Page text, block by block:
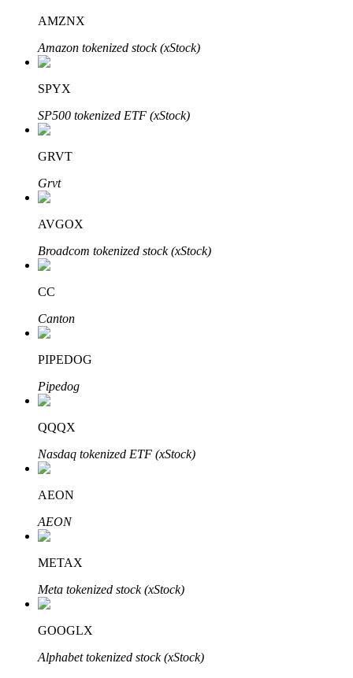
Investimento Automático
Aprenda a apostar
Aprenda como ganhar renda passiva
Bitrue
Parceiros Bitrue
Afiliados Bitrue
Até 65% de comissões!
AMZNX
Amazon tokenized stock (xStock)
SPYX
SP500 tokenized ETF (xStock)
GRVT
Grvt
AVGOX
Broadcom tokenized stock (xStock)
CC
Canton
PIPEDOG
Pipedog
QQQX
Nasdaq tokenized ETF (xStock)
AEON
AEON
METAX
Meta tokenized stock (xStock)
GOOGLX
Alphabet tokenized stock (xStock)